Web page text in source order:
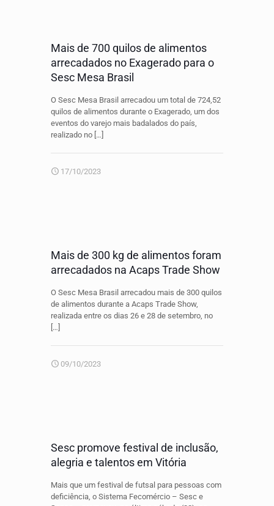
Mais de 700 quilos de alimentos
arrecadados no Exagerado para o
Sesc Mesa Brasil
O Sesc Mesa Brasil arrecadou um total de 724,52
quilos de alimentos durante o Exagerado, um dos
eventos do varejo mais badalados do país,
realizado no […]
17/10/2023
Mais de 300 kg de alimentos foram
arrecadados na Acaps Trade Show
O Sesc Mesa Brasil arrecadou mais de 300 quilos
de alimentos durante a Acaps Trade Show,
realizada entre os dias 26 e 28 de setembro, no
[…]
09/10/2023
Sesc promove festival de inclusão,
alegria e talentos em Vitória
Mais que um festival de futsal para pessoas com
deficiência, o Sistema Fecomércio – Sesc e